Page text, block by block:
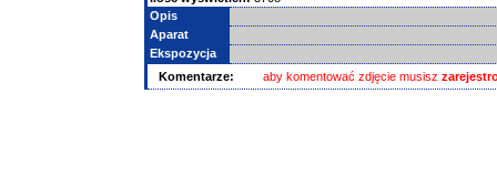
Opis
Aparat
Ekspozycja
Komentarze:
aby komentować zdjęcie musisz